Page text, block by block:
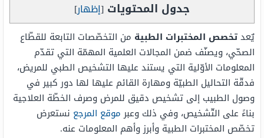
جدول المحتويات [إظهار]
يٌعدتخصص المختبرات الطبية من التخصّصات التابعة للقطّاع
الصحّي، ويصنّف ضمن المجالات العلمية المهمّة التي تقدّم
المعلومات الأوّلية التي يستند عليها التشخيص الطبي للمريض،
فدقّة التحاليل الطبيّة ومهارة القائم عليها لها دور كبير في
وصول الطبيب إلى تشخيص دقيق للمرض وصرف الخطّة العلاجية
بناءً على التّشخيص، وفي ذلك وعبرموقع المرجع نستعرض
تخصّص المختبرات الطبية وأبرز وأهم المعلومات عنه.